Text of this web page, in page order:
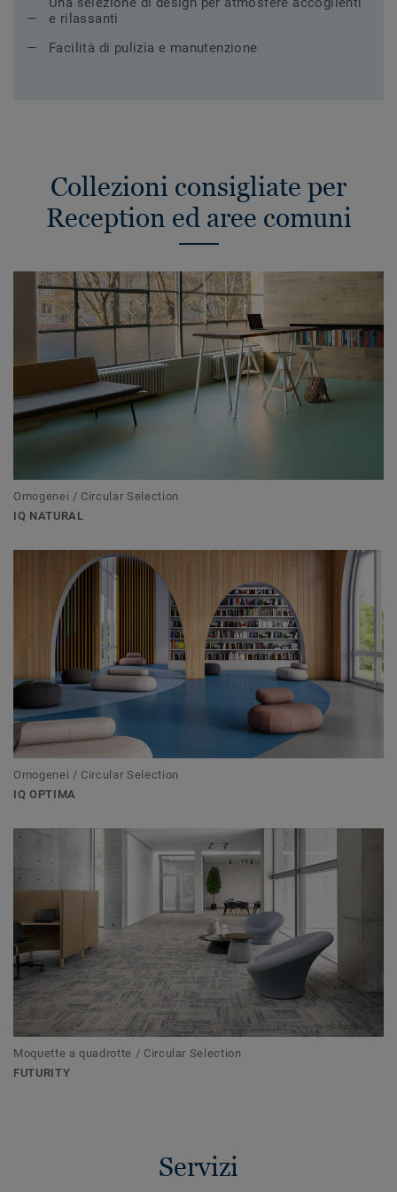
e rilassanti
Facilità di pulizia e manutenzione
Collezioni consigliate per
Reception ed aree comuni
Omogenei / Circular Selection
IQ NATURAL
Omogenei / Circular Selection
IQ OPTIMA
Moquette a quadrotte / Circular Selection
FUTURITY
Servizi